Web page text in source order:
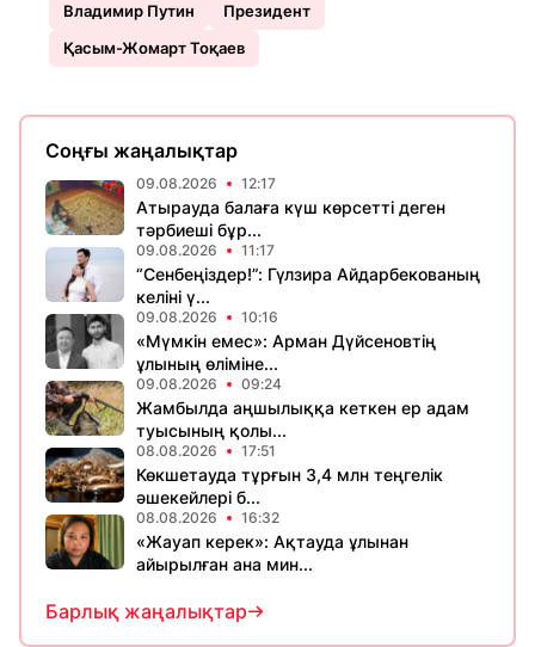
Владимир Путин
Президент
Қасым-Жомарт Тоқаев
Соңғы жаңалықтар
09.08.2026 12:17
Атырауда балаға күш көрсетті деген
тәрбиеші бұр...
09.08.2026 11:17
“Сенбеңіздер!”: Гүлзира Айдарбекованың
келіні ү...
09.08.2026 10:16
«Мүмкін емес»: Арман Дүйсеновтің
ұлының өліміне...
09.08.2026 09:24
Жамбылда аңшылыққа кеткен ер адам
туысының қолы...
08.08.2026 17:51
Көкшетауда тұрғын 3,4 млн теңгелік
әшекейлері б...
08.08.2026 16:32
«Жауап керек»: Ақтауда ұлынан
айырылған ана мин...
Барлық жаңалықтар